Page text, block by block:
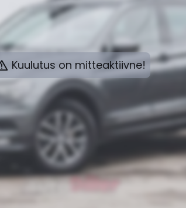
Kuulutus on mitteaktiivne!